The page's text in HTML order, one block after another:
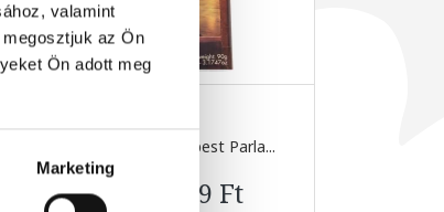
valamint
az Ön
Ön adott meg
Marketing
Étcsokoládé Budapest Parla...
2 499 Ft